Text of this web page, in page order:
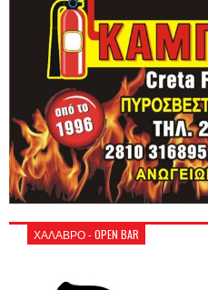
ΧΑΛΑΒΡΟ - OPEN BAR